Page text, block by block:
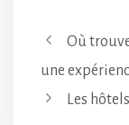
Où
une
Les